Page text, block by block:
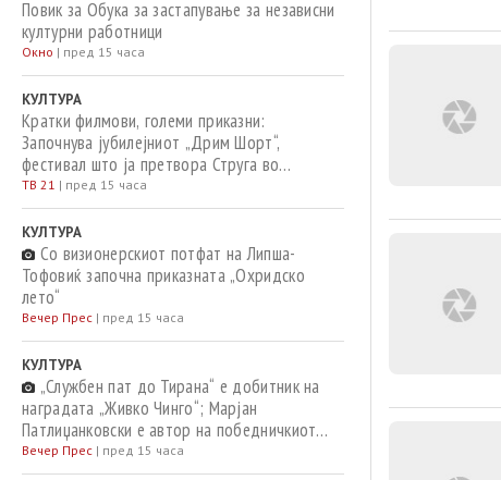
Повик за Обука за застапување за независни
културни работници
Окно | пред 15 часа
КУЛТУРА
Кратки филмови, големи приказни:
Започнува јубилејниот „Дрим Шорт“,
фестивал што ја претвора Струга во
филмска сцена
ТВ 21 | пред 15 часа
КУЛТУРА
Со визионерскиот потфат на Липша-
Тофовиќ започна приказната „Охридско
лето“
Вечер Прес | пред 15 часа
КУЛТУРА
„Службен пат до Тирана“ е добитник на
наградата „Живко Чинго“; Марјан
Патлиџанковски е автор на победничкиот
расказ
Вечер Прес | пред 15 часа